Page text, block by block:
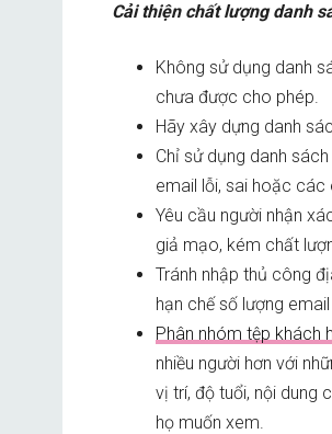
Cải thiện chất lượng danh
Không sử dụng danh
chưa được cho phép.
Hãy xây dựng danh
Chỉ sử dụng danh
email lỗi, sai hoặc
Yêu cầu người nhận
giả mạo, kém chất
Tránh nhập thủ công
hạn chế số lượng
Phân nhóm tệp khách
nhiều người hơn với
vị trí, độ tuổi, nội dung
họ muốn xem.